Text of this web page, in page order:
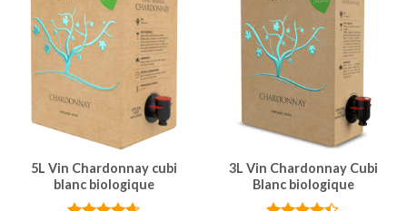
5L Vin Chardonnay cubi
blanc biologique
3L Vin Chardonnay Cubi
Blanc biologique